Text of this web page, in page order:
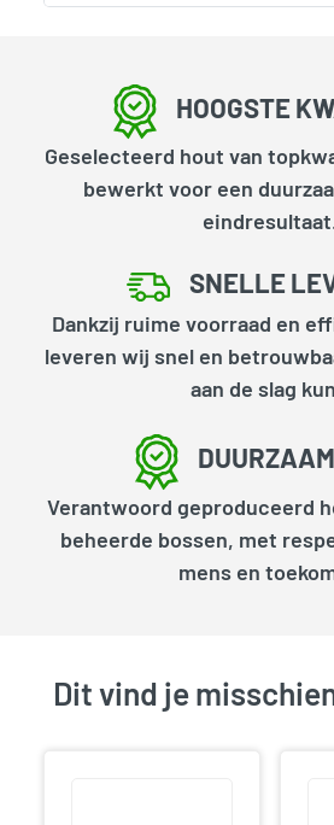
HOOGSTE
Geselecteerd hout van
bewerkt voor een
SNELLE
Dankzij ruime voorraad en
leveren wij snel en
aan de slag
Verantwoord geproduceerd
beheerde bossen, met
mens en
Dit vind je